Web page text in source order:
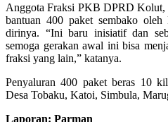
Anggota Fraksi PKB DPRD
bantuan 400 paket sembako
dirinya. “Ini baru inisiatif dan
semoga gerakan awal ini bisa
fraksi yang lain,” katanya.
Penyaluran 400 paket beras 10
Desa Tobaku, Katoi, Simbula,
Laporan: Parman